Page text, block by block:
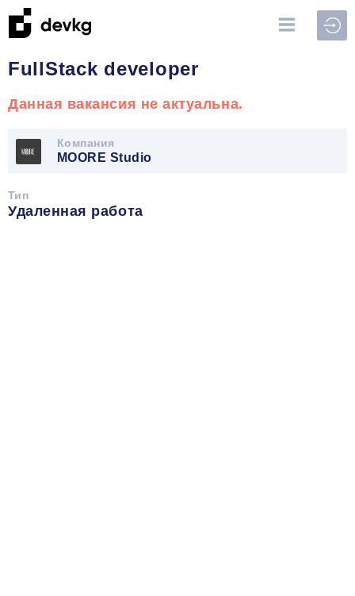
FullStack developer
Данная вакансия не актуальна.
Компания
MOORE Studio
Тип
Удаленная работа